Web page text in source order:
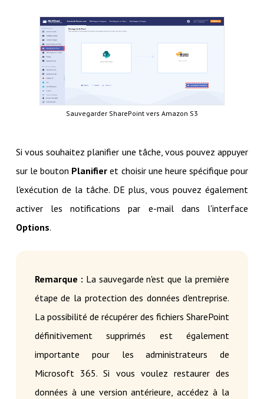
Sauvegarder SharePoint vers Amazon S3
Si vous souhaitez planifier une tâche, vous pouvez appuyer
sur le bouton Planifier et choisir une heure spécifique pour
l'exécution de la tâche. DE plus, vous pouvez également
activer les notifications par e-mail dans l'interface
Options.
Remarque : La sauvegarde n'est que la première
étape de la protection des données d'entreprise.
La possibilité de récupérer des fichiers SharePoint
définitivement supprimés est également
importante pour les administrateurs de
Microsoft 365. Si vous voulez restaurer des
données à une version antérieure, accédez à la